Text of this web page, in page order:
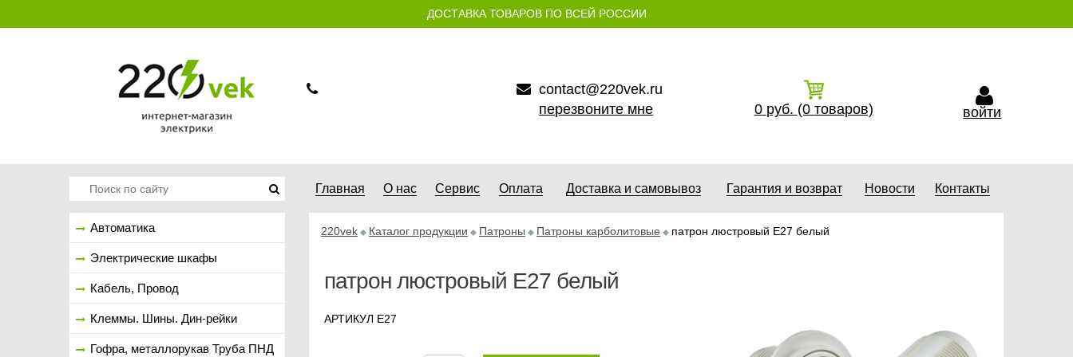
ДОСТАВКА ТОВАРОВ ПО ВСЕЙ РОССИИ
contact@220vek.ru
перезвоните мне
0 руб. (0 товаров) войти
Автоматика
Электрические шкафы
Кабель, Провод
Клеммы. Шины. Дин-рейки
Гофра, металлорукав Труба ПНД
Главная О нас Сервис Оплата Доставка и самовывоз Гарантия и возврат Новости Контакты
220vek Каталог продукции Патроны Патроны карболитовые патрон люстровый Е27 белый
патрон люстровый Е27 белый
АРТИКУЛ E27